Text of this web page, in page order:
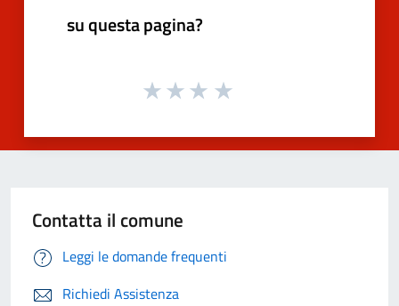
su questa pagina?
Contatta il comune
Leggi le domande frequenti
Richiedi Assistenza